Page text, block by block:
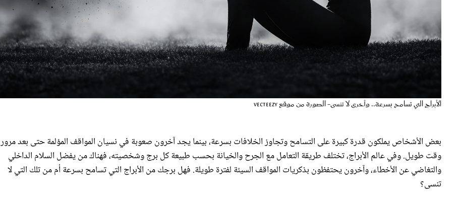
الأبراج التي تسامح بسرعة.. وأخرى لا تنسى- الصورة من موقع vecteezy
بعض الأشخاص يملكون قدرة كبيرة على التسامح وتجاوز الخلافات بسرعة، بينما يجد آخرون صعوبة في نسيان المواقف المؤلمة حتى بعد مرور
وقت طويل. وفي عالم الأبراج، تختلف طريقة التعامل مع الجرح والخيانة بحسب طبيعة كل برج وشخصيته، فهناك من يفضل السلام الداخلي
والتغاضي عن الأخطاء، وآخرون يحتفظون بذكريات المواقف السيئة لفترة طويلة. فهل برجك من الأبراج التي تسامح بسرعة أم من تلك التي لا
تنسى؟